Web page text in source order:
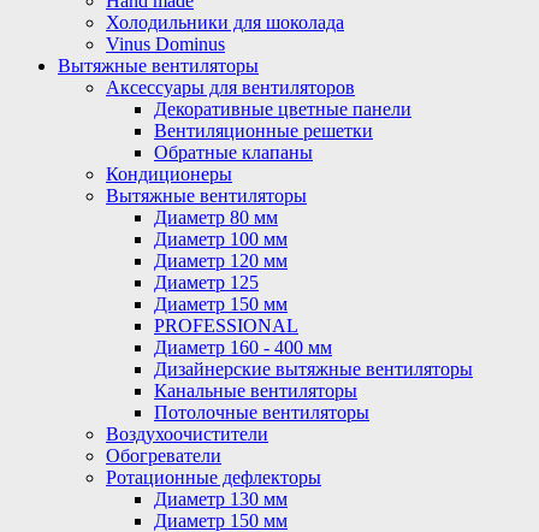
Холодильники для шоколада
Vinus Dominus
Вытяжные вентиляторы
Аксессуары для вентиляторов
Декоративные цветные панели
Вентиляционные решетки
Обратные клапаны
Кондиционеры
Вытяжные вентиляторы
Диаметр 80 мм
Диаметр 100 мм
Диаметр 120 мм
Диаметр 125
Диаметр 150 мм
PROFESSIONAL
Диаметр 160 - 400 мм
Дизайнерские вытяжные вентиляторы
Канальные вентиляторы
Потолочные вентиляторы
Воздухоочистители
Обогреватели
Ротационные дефлекторы
Диаметр 130 мм
Диаметр 150 мм